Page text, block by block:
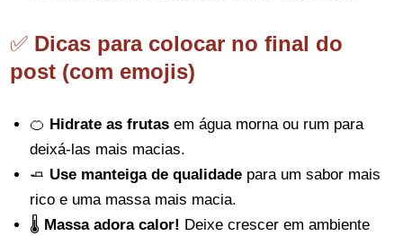
✅ Dicas para colocar no final do
post (com emojis)
🍊 Hidrate as frutas em água morna ou rum para
deixá-las mais macias.
🧈 Use manteiga de qualidade para um sabor mais
rico e uma massa mais macia.
🌡️ Massa adora calor! Deixe crescer em ambiente